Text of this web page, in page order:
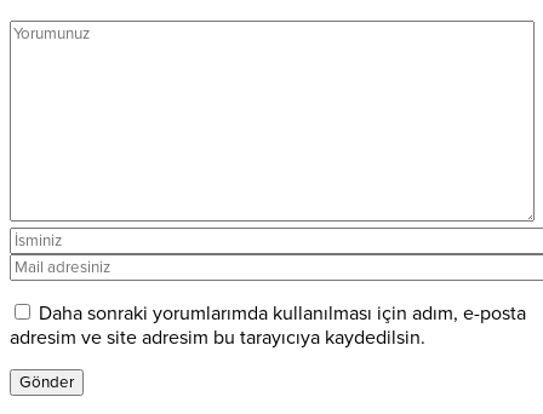
Daha sonraki yorumlarımda kullanılması için adım, e-posta
adresim ve site adresim bu tarayıcıya kaydedilsin.